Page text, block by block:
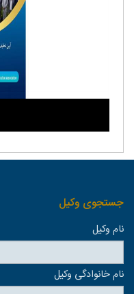
جستجوی وكيل
نام وكيل
نام خانوادگی وكيل